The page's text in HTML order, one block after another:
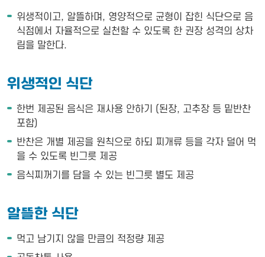
위생적이고, 알뜰하며, 영양적으로 균형이 잡힌 식단으로 음
식점에서 자율적으로 실천할 수 있도록 한 권장 성격의 상차
림을 말한다.
위생적인 식단
한번 제공된 음식은 재사용 안하기 (된장, 고추장 등 밑반찬
포함)
반찬은 개별 제공을 원칙으로 하되 찌개류 등을 각자 덜어 먹
을 수 있도록 빈그릇 제공
음식찌꺼기를 담을 수 있는 빈그릇 별도 제공
알뜰한 식단
먹고 남기지 않을 만큼의 적정량 제공